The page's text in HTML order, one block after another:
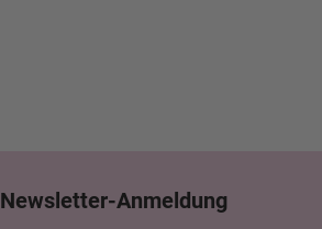
Newsletter-Anmeldung